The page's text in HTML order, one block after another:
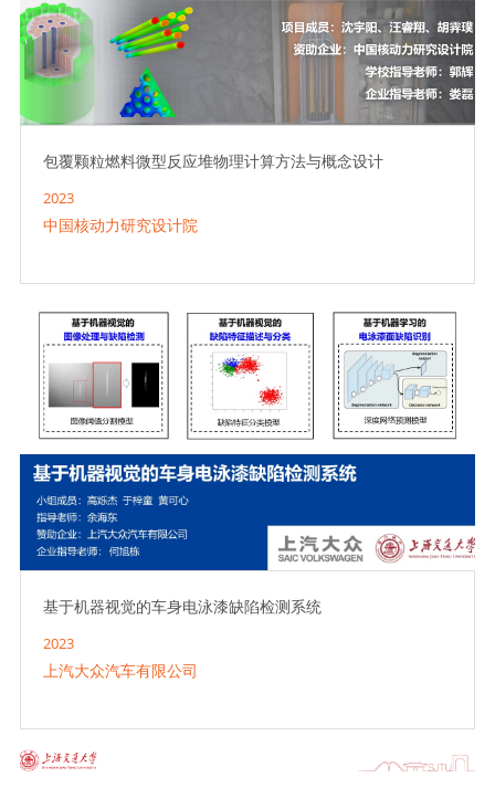
包覆颗粒燃料微型反应堆物理计算方法与概念设计
2023
中国核动力研究设计院
基于机器视觉的车身电泳漆缺陷检测系统
2023
上汽大众汽车有限公司